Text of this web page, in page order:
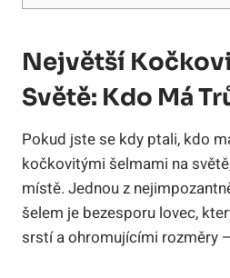
Největší
Světě: Kdo Má
Pokud jste se kdy ptali, kdo
kočkovitými šelmami na
místě. Jednou z
šelem je bezesporu lovec,
srstí a ohromujícími rozměry